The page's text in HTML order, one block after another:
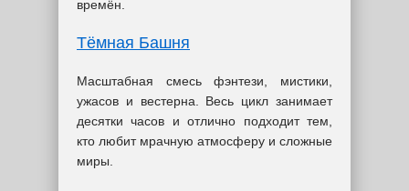
времён.
Тёмная Башня
Масштабная смесь фэнтези, мистики,
ужасов и вестерна. Весь цикл занимает
десятки часов и отлично подходит тем,
кто любит мрачную атмосферу и сложные
миры.